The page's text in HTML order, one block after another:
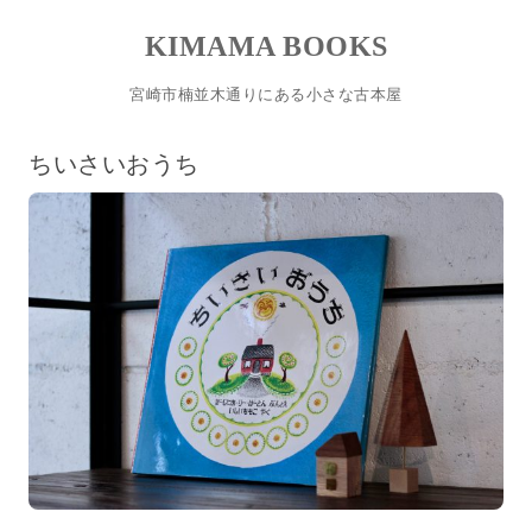
KIMAMA BOOKS
宮崎市楠並木通りにある小さな古本屋
ちいさいおうち